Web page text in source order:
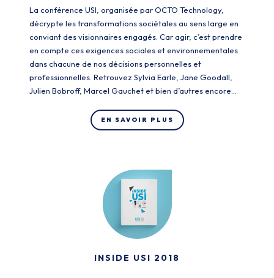
La conférence USI, organisée par OCTO Technology,
décrypte les transformations sociétales au sens large en
conviant des visionnaires engagés. Car agir, c’est prendre
en compte ces exigences sociales et environnementales
dans chacune de nos décisions personnelles et
professionnelles. Retrouvez Sylvia Earle, Jane Goodall,
Julien Bobroff, Marcel Gauchet et bien d’autres encore…
EN SAVOIR PLUS
INSIDE USI 2018